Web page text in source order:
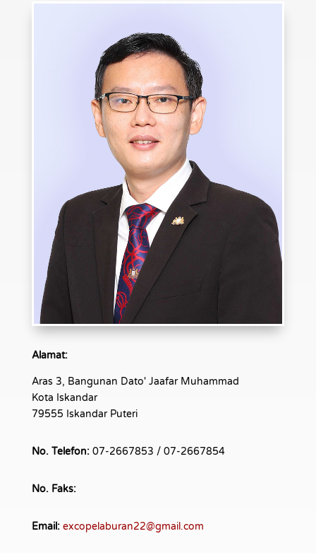
Alamat:
Aras 3, Bangunan Dato' Jaafar Muhammad
Kota Iskandar
79555 Iskandar Puteri
No. Telefon:07-2667853 / 07-2667854
No. Faks:
Email: excopelaburan22@gmail.com